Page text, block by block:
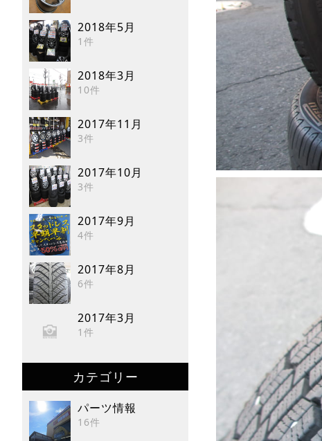
2018年5月
1件
2018年3月
10件
2017年11月
3件
2017年10月
3件
2017年9月
4件
2017年8月
6件
2017年3月
1件
カテゴリー
パーツ情報
16件